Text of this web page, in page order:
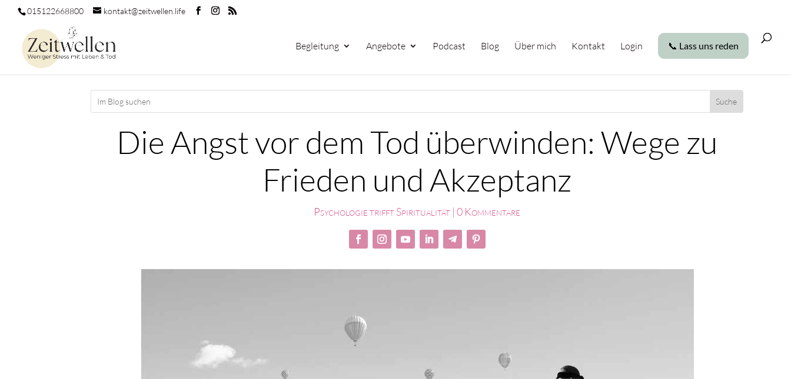
015122668800 kontakt@zeitwellen.life
Begleitung Angebote Podcast Blog Über mich Kontakt Login 📞 Lass uns reden
Die Angst vor dem Tod überwinden: Wege zu
Frieden und Akzeptanz
Psychologie trifft Spiritualität | 0 Kommentare